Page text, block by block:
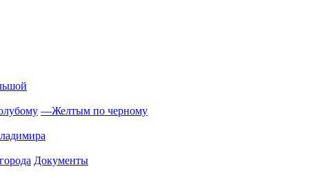
—Желтым по черному
Документы